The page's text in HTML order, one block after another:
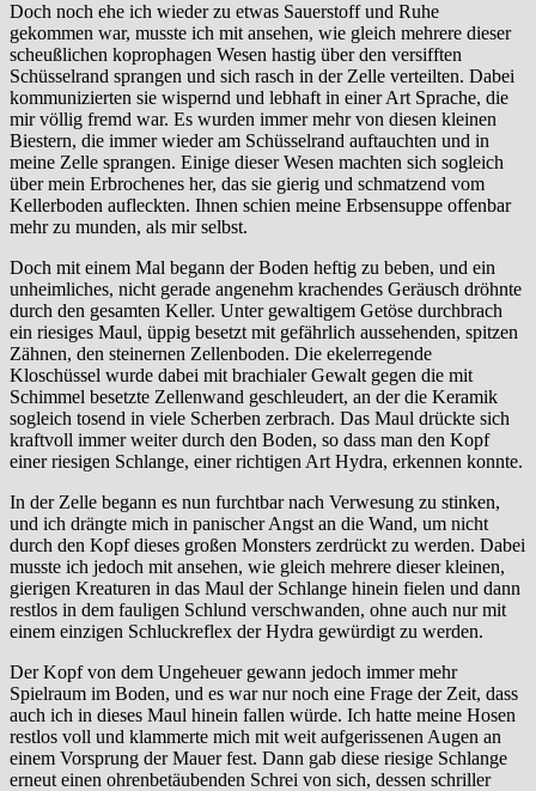
Doch noch ehe ich wieder zu etwas Sauerstoff und Ruhe
gekommen war, musste ich mit ansehen, wie gleich mehrere dieser
scheußlichen koprophagen Wesen hastig über den versifften
Schüsselrand sprangen und sich rasch in der Zelle verteilten. Dabei
kommunizierten sie wispernd und lebhaft in einer Art Sprache, die
mir völlig fremd war. Es wurden immer mehr von diesen kleinen
Biestern, die immer wieder am Schüsselrand auftauchten und in
meine Zelle sprangen. Einige dieser Wesen machten sich sogleich
über mein Erbrochenes her, das sie gierig und schmatzend vom
Kellerboden aufleckten. Ihnen schien meine Erbsensuppe offenbar
mehr zu munden, als mir selbst.
Doch mit einem Mal begann der Boden heftig zu beben, und ein
unheimliches, nicht gerade angenehm krachendes Geräusch dröhnte
durch den gesamten Keller. Unter gewaltigem Getöse durchbrach
ein riesiges Maul, üppig besetzt mit gefährlich aussehenden, spitzen
Zähnen, den steinernen Zellenboden. Die ekelerregende
Kloschüssel wurde dabei mit brachialer Gewalt gegen die mit
Schimmel besetzte Zellenwand geschleudert, an der die Keramik
sogleich tosend in viele Scherben zerbrach. Das Maul drückte sich
kraftvoll immer weiter durch den Boden, so dass man den Kopf
einer riesigen Schlange, einer richtigen Art Hydra, erkennen konnte.
In der Zelle begann es nun furchtbar nach Verwesung zu stinken,
und ich drängte mich in panischer Angst an die Wand, um nicht
durch den Kopf dieses großen Monsters zerdrückt zu werden. Dabei
musste ich jedoch mit ansehen, wie gleich mehrere dieser kleinen,
gierigen Kreaturen in das Maul der Schlange hinein fielen und dann
restlos in dem fauligen Schlund verschwanden, ohne auch nur mit
einem einzigen Schluckreflex der Hydra gewürdigt zu werden.
Der Kopf von dem Ungeheuer gewann jedoch immer mehr
Spielraum im Boden, und es war nur noch eine Frage der Zeit, dass
auch ich in dieses Maul hinein fallen würde. Ich hatte meine Hosen
restlos voll und klammerte mich mit weit aufgerissenen Augen an
einem Vorsprung der Mauer fest. Dann gab diese riesige Schlange
erneut einen ohrenbetäubenden Schrei von sich, dessen schriller